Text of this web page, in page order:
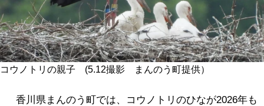
コウノトリの親子 (5.12撮影 まんのう町提供）
香川県まんのう町では、コウノトリのひなが2026年も